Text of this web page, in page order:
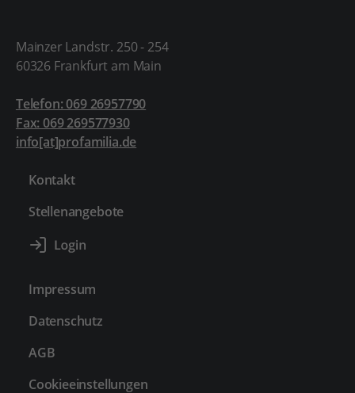
Mainzer Landstr. 250 - 254
60326 Frankfurt am Main
Telefon: 069 26957790
Fax: 069 269577930
info[at]profamilia.de
Kontakt
Stellenangebote
Impressum
Datenschutz
AGB
Cookieeinstellungen